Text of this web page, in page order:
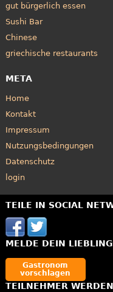
gut bürgerlich essen
Sushi Bar
Chinese
griechische restaurants
META
Home
Kontakt
Impressum
Nutzungsbedingungen
Datenschutz
login
TEILE IN SOCIAL
MELDE DEIN
Gastronom
vorschlagen
TEILNEHMER WERDEN